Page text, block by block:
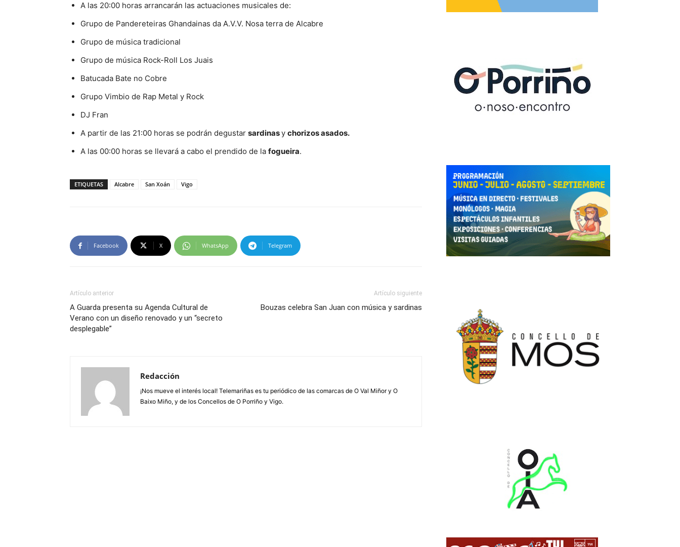
A las 20:00 horas arrancarán las actuaciones musicales de:
Grupo de Pandereteiras Ghandainas da A.V.V. Nosa terra de Alcabre
Grupo de música tradicional
Grupo de música Rock-Roll Los Juais
Batucada Bate no Cobre
Grupo Vimbio de Rap Metal y Rock
DJ Fran
A partir de las 21:00 horas se podrán degustar sardinasy chorizos asados.
A las 00:00 horas se llevará a cabo el prendido de la fogueira.
ETIQUETAS Alcabre San Xoán Vigo
Facebook X WhatsApp Telegram
Artículo anterior
A Guarda presenta su Agenda Cultural de
Verano con un diseño renovado y un “secreto
desplegable”
Artículo siguiente
Bouzas celebra San Juan con música y sardinas
Redacción
¡Nos mueve el interés local! Telemariñas es tu periódico de las comarcas de O Val Miñor y O
Baixo Miño, y de los Concellos de O Porriño y Vigo.